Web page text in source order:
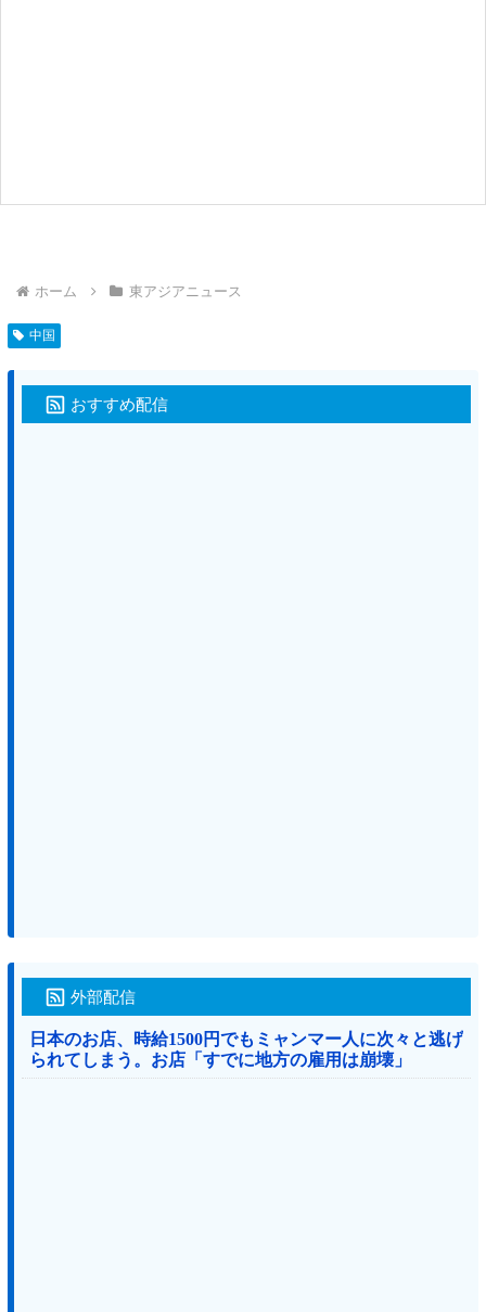
ホーム 東アジアニュース
中国
おすすめ配信
外部配信
日本のお店、時給1500円でもミャンマー人に次々と逃げ
られてしまう。お店「すでに地方の雇用は崩壊」